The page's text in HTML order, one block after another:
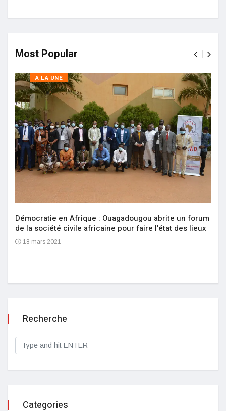
Most Popular
A LA UNE
Démocratie en Afrique : Ouagadougou abrite un forum
de la société civile africaine pour faire l’état des lieux
18 mars 2021
Recherche
Categories